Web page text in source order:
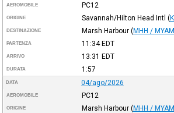
AEROMOBILE PC12
ORIGINE Savannah/Hilton Head Intl (
DESTINAZIONE Marsh Harbour (MHH / MYAM
PARTENZA 11:34EDT
ARRIVO 13:31 EDT
DURATA 1:57
DATA 04/ago/2026
AEROMOBILE PC12
ORIGINE Marsh Harbour (MHH / MYAM